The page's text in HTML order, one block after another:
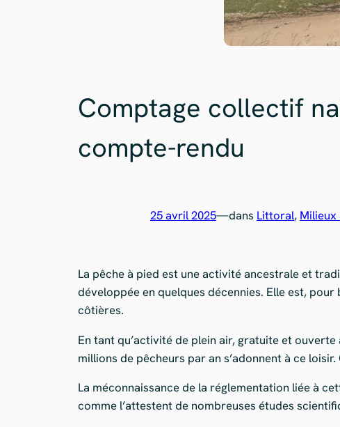
Comptage collectif
compte-rendu
25 avril 2025—dans Littoral, Milieux
La pêche à pied est une activité ancestrale et
développée en quelques décennies. Elle est,
côtières.
En tant qu’activité de plein air, gratuite et
millions de pêcheurs par an s’adonnent à ce
La méconnaissance de la réglementation liée à
comme l’attestent de nombreuses études